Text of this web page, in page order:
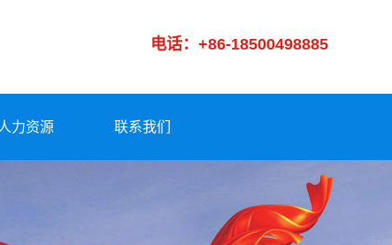
电话：+86-18500498885
人力资源 联系我们